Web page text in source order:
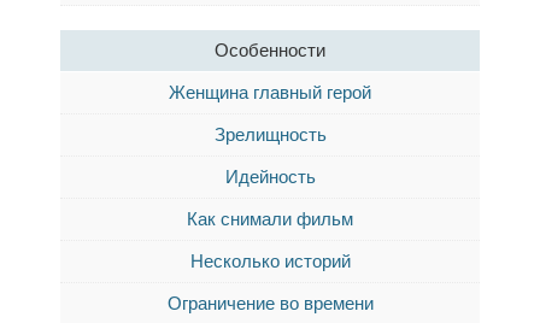
Особенности
Женщина главный герой
Зрелищность
Идейность
Как снимали фильм
Несколько историй
Ограничение во времени